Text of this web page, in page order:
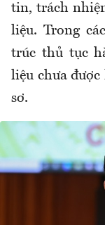
tin, trách
liệu. Trong
trúc thủ tục
liệu chưa
sơ.